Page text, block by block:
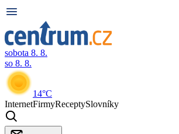
sobota 8. 8.
so 8. 8.
14°C
InternetFirmyReceptySlovníky